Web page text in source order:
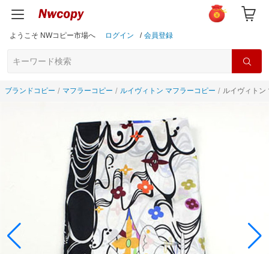
ようこそ NWコピー市場へ ログイン / 会員登録
ブランドコピー マフラーコピー ルイヴィトン マフラーコピー ルイヴィトン